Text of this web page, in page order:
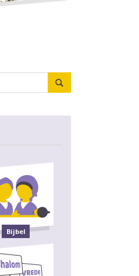
Bijbel